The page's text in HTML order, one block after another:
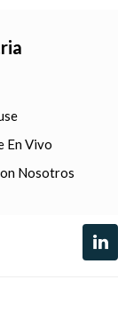
En Vivo
Nosotros